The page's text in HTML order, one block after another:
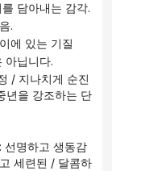
담아내는 감각.
.
에 있는 기질
아닙니다.
년을 강조하는 단
세련된 / 달콤하